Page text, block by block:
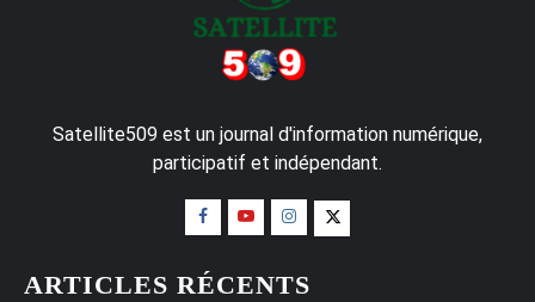
Satellite509 est un journal d'information numérique,
participatif et indépendant.
ARTICLES RÉCENTS